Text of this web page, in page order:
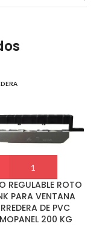
REGULABLE ROTO
PARA VENTANA
DE PVC
200 KG